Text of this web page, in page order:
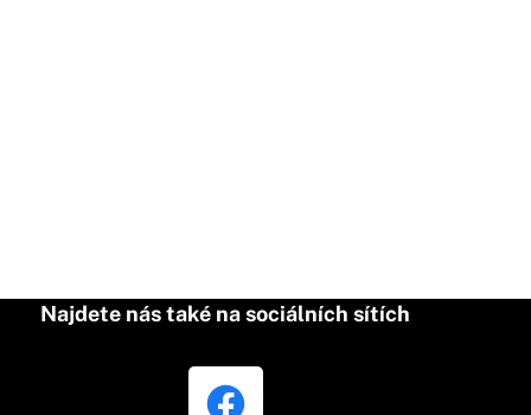
Najdete nás také na sociálních sítích